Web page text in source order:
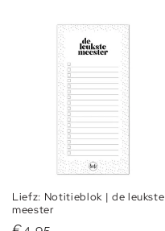
Liefz: Notitieblok | de leukste
meester